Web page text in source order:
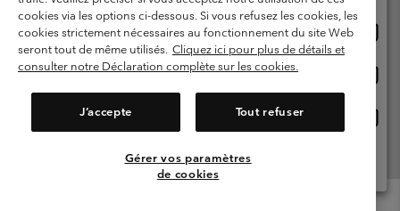
Voorwaarden voor door gebruikers gegenereerde inhoud
Impressum
Cookies
cookies via les options ci-dessous. Si vous refusez les cookies, les
cookies strictement nécessaires au fonctionnement du site Web
seront tout de même utilisés. Cliquez ici pour plus de détails et
consulter notre Déclaration complète sur les cookies.
J’accepte Tout refuser
Gérer vos paramètres
de cookies
Belgium-English
Belgium-Français
Belgium-Dutch
Alle Locaties Bekijken